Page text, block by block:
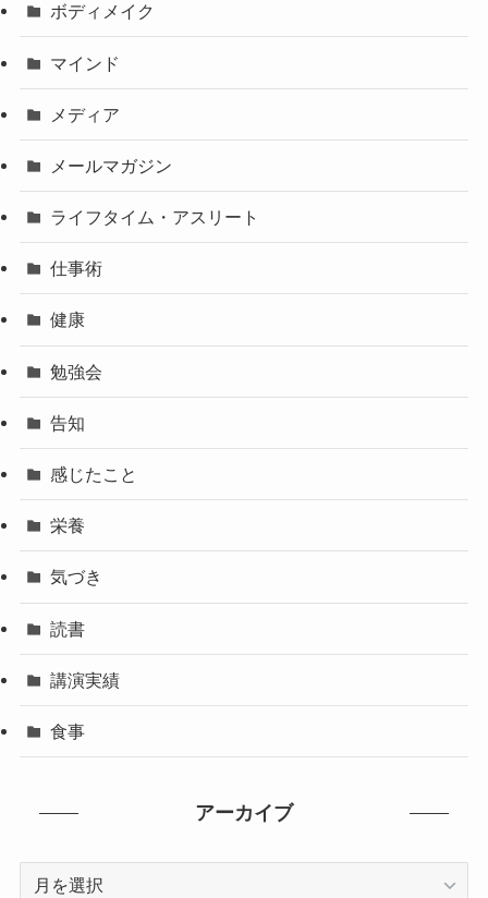
ボディメイク
マインド
メディア
メールマガジン
ライフタイム・アスリート
仕事術
健康
勉強会
告知
感じたこと
栄養
気づき
読書
講演実績
食事
アーカイブ